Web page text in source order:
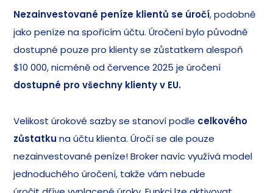
Nezainvestované peníze klientů se úročí, podobně
jako peníze na spořicím účtu. Úročení bylo původně
dostupné pouze pro klienty se zůstatkem alespoň
$10 000, nicméně od července 2025 je úročení
dostupné pro všechny klienty v EU.
Velikost úrokové sazby se stanoví podle celkového
zůstatku na účtu klienta. Úročí se ale pouze
nezainvestované peníze! Broker navíc využívá model
jednoduchého úročení, takže vám nebude